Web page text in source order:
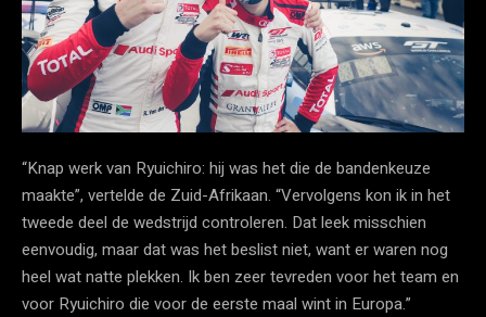
“Knap werk van Ryuichiro: hij was het die de bandenkeuze
maakte”, vertelde de Zuid-Afrikaan. “Vervolgens kon ik in het
tweede deel de wedstrijd controleren. Dat leek misschien
eenvoudig, maar dat was het beslist niet, want er waren nog
heel wat natte plekken. Ik ben zeer tevreden voor het team en
voor Ryuichiro die voor de eerste maal wint in Europa.”